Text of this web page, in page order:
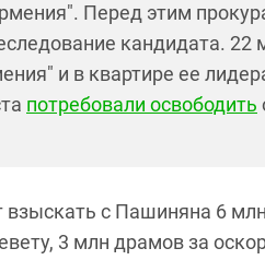
Перед этим
кандидата.
и в квартире ее
потребовали освободить
взыскать с Пашиняна 6
3 млн драмов за